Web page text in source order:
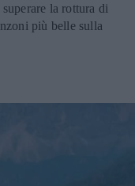
la rottura di
più belle sulla